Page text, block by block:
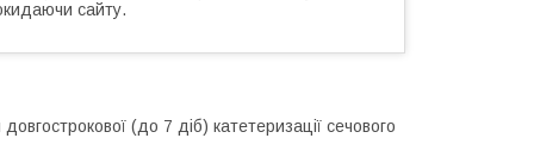
сайту.
(до 7 діб) катетеризації сечового